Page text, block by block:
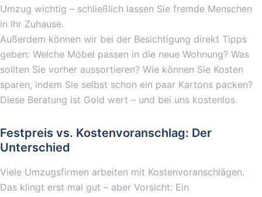
Umzug wichtig – schließlich lassen Sie fremde Menschen
in Ihr Zuhause.
Außerdem können wir bei der Besichtigung direkt Tipps
geben: Welche Möbel passen in die neue Wohnung? Was
sollten Sie vorher aussortieren? Wie können Sie Kosten
sparen, indem Sie selbst schon ein paar Kartons packen?
Diese Beratung ist Gold wert – und bei uns kostenlos.
Festpreis vs. Kostenvoranschlag: Der
Unterschied
Viele Umzugsfirmen arbeiten mit Kostenvoranschlägen.
Das klingt erst mal gut – aber Vorsicht: Ein